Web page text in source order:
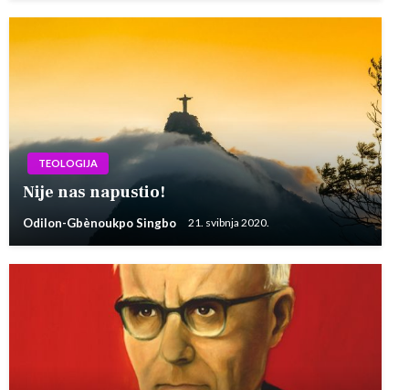
TEOLOGIJA
Nije nas napustio!
Odilon-Gbènoukpo Singbo 21. svibnja 2020.